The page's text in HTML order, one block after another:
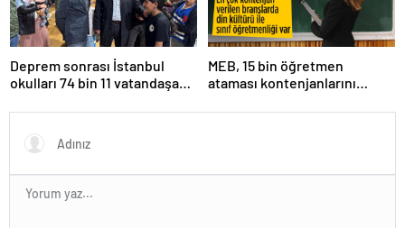
Deprem sonrası İstanbul
okulları 74 bin 11 vatandaşa
MEB, 15 bin öğretmen
ataması kontenjanlarını